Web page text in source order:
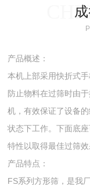
产品概述：
本机上部采用快折式
防止物料在过筛时由
机，有效保证了设备
状态下工作。下面底
特性以取得最佳过筛
产品特点：
FS系列方形筛，是我